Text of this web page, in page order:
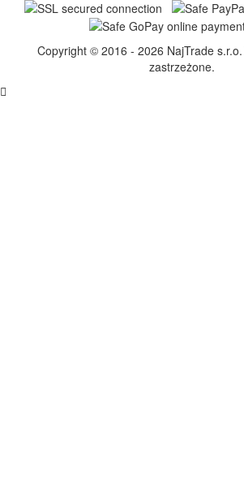
Copyright © 2016 - 2026 NajTrade
zastrzeżone.